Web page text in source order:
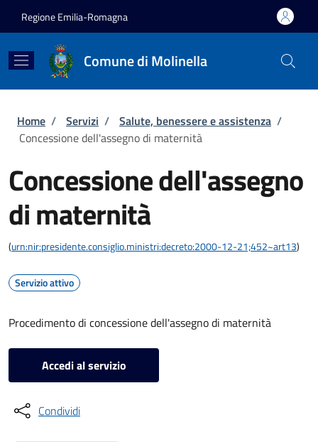
Regione Emilia-Romagna
Comune di Molinella
Briciole di pane
Home / Servizi / Salute, benessere e assistenza /
Concessione dell'assegno di maternità
Concessione dell'assegno
di maternità
(urn:nir:presidente.consiglio.ministri:decreto:2000-12-21;452~art13)
Servizio attivo
Procedimento di concessione dell'assegno di maternità
Accedi al servizio
Condividi